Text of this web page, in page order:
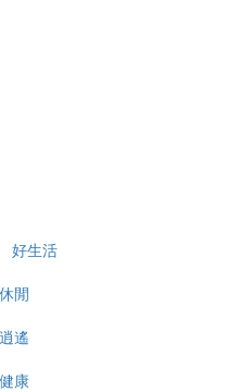
好生活
閒
遙
康